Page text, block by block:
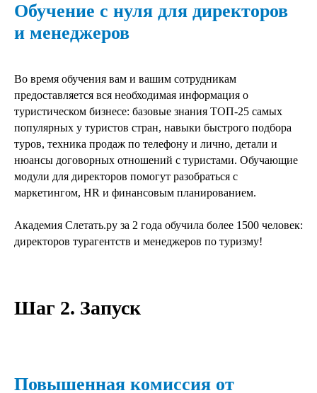
Обучение с нуля для директоров
и менеджеров
Во время обучения вам и вашим сотрудникам
предоставляется вся необходимая информация о
туристическом бизнесе: базовые знания TOП-25 самых
популярных у туристов стран, навыки быстрого подбора
туров, техника продаж по телефону и лично, детали и
нюансы договорных отношений с туристами. Обучающие
модули для директоров помогут разобраться с
маркетингом, HR и финансовым планированием.
Академия Слетать.ру за 2 года обучила более 1500 человек:
директоров турагентств и менеджеров по туризму!
Шаг 2. Запуск
Повышенная комиссия от